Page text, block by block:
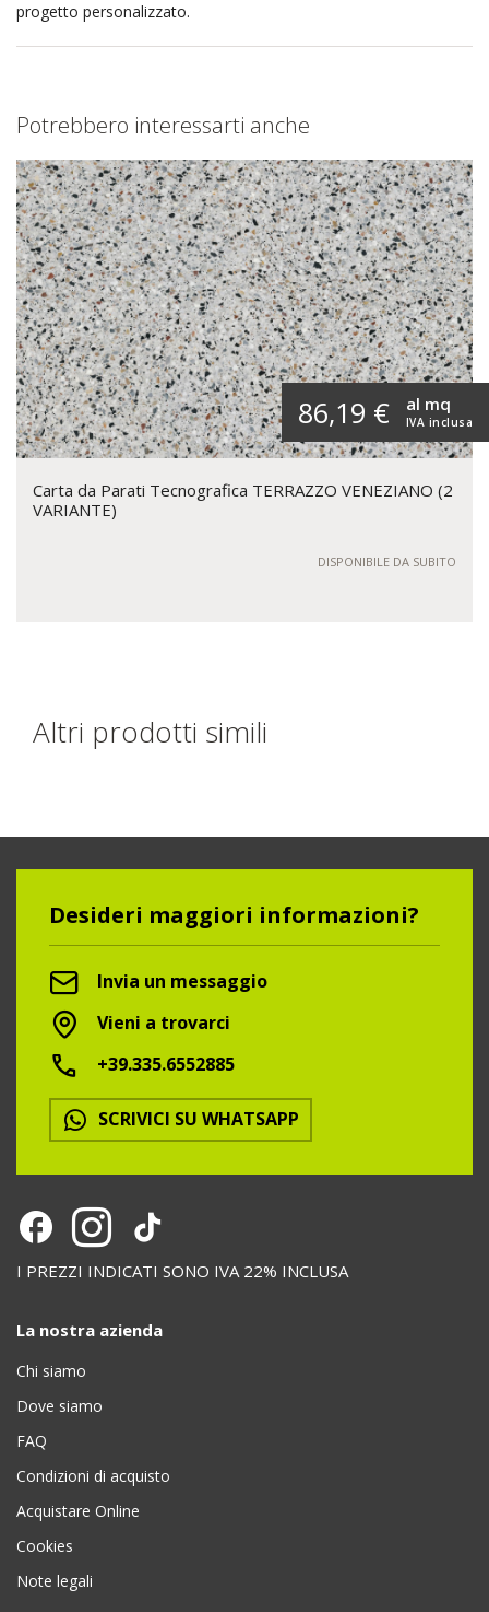
progetto personalizzato.
Potrebbero interessarti anche
86,19 € IVA inclusa
al mq
Carta da Parati Tecnografica TERRAZZO VENEZIANO (2
VARIANTE)
DISPONIBILE DA SUBITO
Altri prodotti simili
Desideri maggiori informazioni?
Invia un messaggio
Vieni a trovarci
+39.335.6552885
SCRIVICI SU WHATSAPP
I PREZZI INDICATI SONO IVA 22% INCLUSA
La nostra azienda
Chi siamo
Dove siamo
FAQ
Condizioni di acquisto
Acquistare Online
Cookies
Note legali